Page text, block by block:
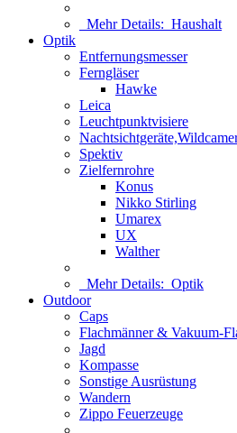
Mehr Details: Haushalt
Optik
Entfernungsmesser
Ferngläser
Hawke
Leica
Leuchtpunktvisiere
Spektiv
Zielfernrohre
Konus
Nikko Stirling
Umarex
UX
Walther
Mehr Details: Optik
Outdoor
Caps
Flachmänner & Vakuum-
Jagd
Kompasse
Sonstige Ausrüstung
Wandern
Zippo Feuerzeuge